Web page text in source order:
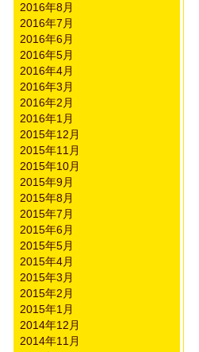
2016年8月
2016年7月
2016年6月
2016年5月
2016年4月
2016年3月
2016年2月
2016年1月
2015年12月
2015年11月
2015年10月
2015年9月
2015年8月
2015年7月
2015年6月
2015年5月
2015年4月
2015年3月
2015年2月
2015年1月
2014年12月
2014年11月